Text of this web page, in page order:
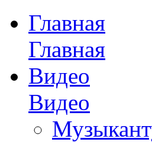
Главная
Главная
Видео
Видео